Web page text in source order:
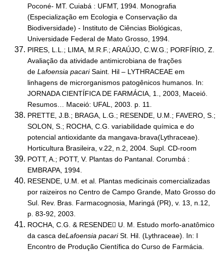
Poconé- MT. Cuiabá : UFMT, 1994. Monografia
(Especialização em Ecologia e Conservação da
Biodiversidade) - Instituto de Ciências Biológicas,
Universidade Federal de Mato Grosso, 1994.
PIRES, L.L.; LIMA, M.R.F.; ARAÚJO, C.W.G.; PORFÍRIO, Z.
Avaliação da atividade antimicrobiana de frações
de Lafoensia pacariSaint. Hil – LYTHRACEAE em
linhagens de microrganismos patogênicos humanos. In:
JORNADA CIENTÍFICA DE FARMÁCIA, 1., 2003, Maceió.
Resumos… Maceió: UFAL, 2003. p. 11.
PRETTE, J.B.; BRAGA, L.G.; RESENDE, U.M.; FAVERO, S.;
SOLON, S.; ROCHA, C.G. variabilidade química e do
potencial antioxidante da mangava-brava(Lythraceae).
Horticultura Brasileira, v.22, n.2, 2004. Supl. CD-room
POTT, A.; POTT, V. Plantas do Pantanal. Corumbá :
EMBRAPA, 1994.
RESENDE, U.M. et al. Plantas medicinais comercializadas
por raizeiros no Centro de Campo Grande, Mato Grosso do
Sul. Rev. Bras. Farmacognosia, Maringá (PR), v. 13, n.12,
p. 83-92, 2003.
ROCHA, C.G. & RESENDE U. M. Estudo morfo-anatômico
da casca deLafoensia pacariSt. Hil. (Lythraceae). In: I
Encontro de Produção Científica do Curso de Farmácia.